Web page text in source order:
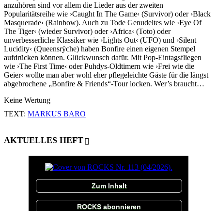
anzuhören sind vor allem die Lieder aus der zweiten
Popularitätsreihe wie ›Caught In The Game‹ (Survivor) oder ›Black
Masquerade‹ (Rainbow). Auch zu Tode Genudeltes wie ›Eye Of
The Tiger‹ (wieder Survivor) oder ›Africa‹ (Toto) oder
unverbesserliche Klassiker wie ›Lights Out‹ (UFO) und ›Silent
Lucidity‹ (Queensrÿche) haben Bonfire einen eigenen Stempel
aufdrücken können. Glückwunsch dafür. Mit Pop-Eintagsfliegen
wie ›The First Time‹ oder Puhdys-Oldtimern wie ›Frei wie die
Geier‹ wollte man aber wohl eher pflegeleichte Gäste für die längst
abgebrochene „Bonfire & Friends“-Tour locken. Wer’s braucht…
Keine Wertung
TEXT: MARKUS BARO
AKTUELLES HEFT
Zum Inhalt
ROCKS abonnieren